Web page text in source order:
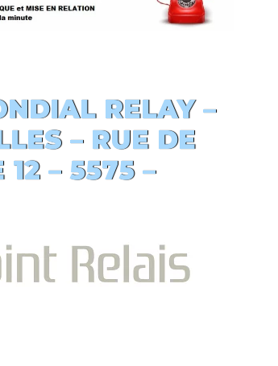
RELAY –
– RUE DE
– 5575 –